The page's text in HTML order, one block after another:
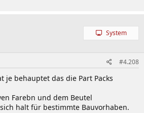
System
#4.208
je behauptet das die Part Packs
Farebn und dem Beutel
halt für bestimmte Bauvorhaben.